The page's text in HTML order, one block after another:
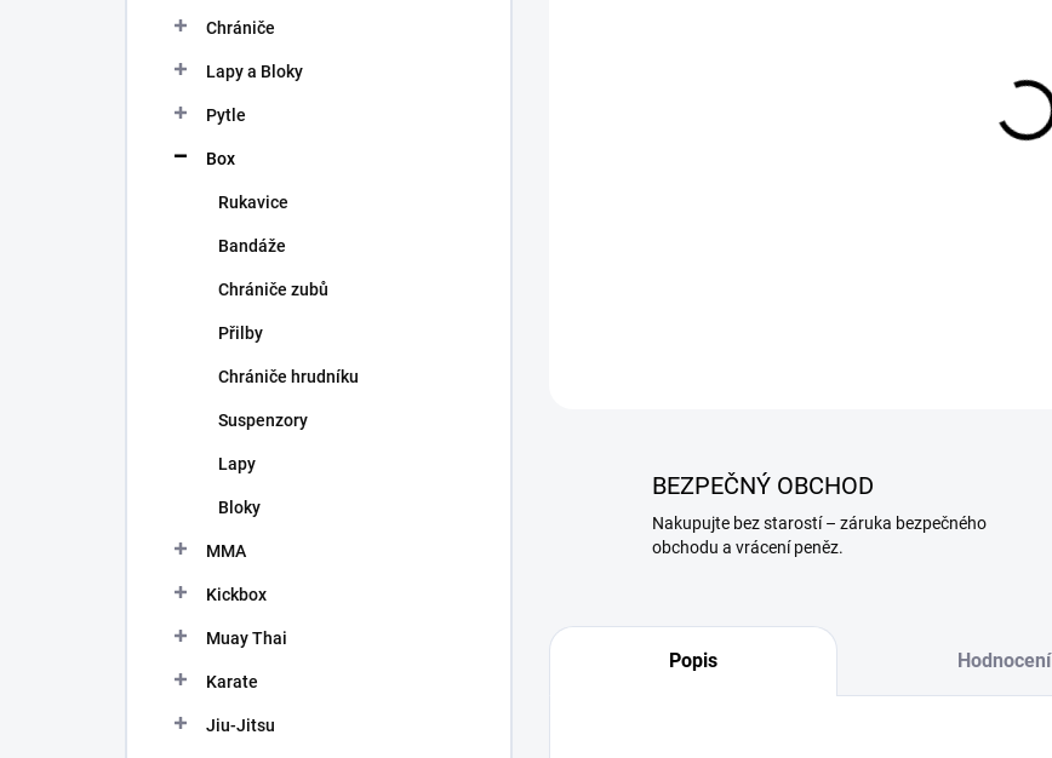
Chrániče
Lapy a Bloky
Pytle
Box
Rukavice
Bandáže
Chrániče zubů
Přilby
Chrániče hrudníku
Suspenzory
Lapy
Bloky
MMA
Kickbox
Muay Thai
Karate
Jiu-Jitsu
BEZPEČNÝ OBCHOD
Nakupujte bez starostí – záruka bezpečného
obchodu a vrácení peněz.
Popis Hodnocení